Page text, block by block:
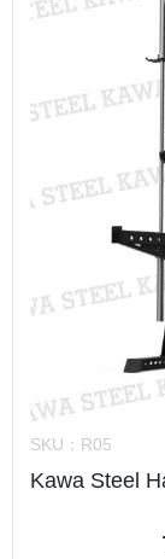
SKU： R05
Kawa Steel